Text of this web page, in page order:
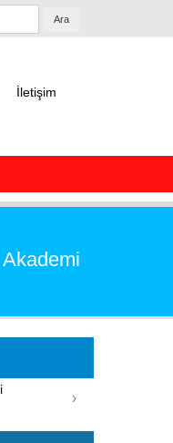
Ara
İletişim
›